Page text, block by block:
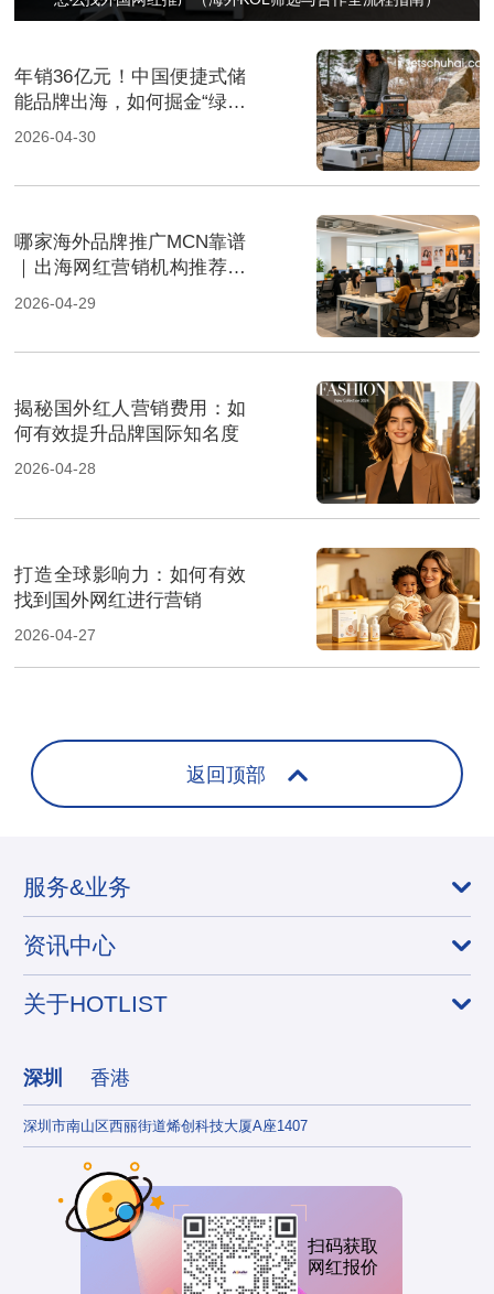
年销36亿元！中国便捷式储
能品牌出海，如何掘金“绿色
经济”新风口
2026-04-30
哪家海外品牌推广MCN靠谱
｜出海网红营销机构推荐指
南
2026-04-29
揭秘国外红人营销费用：如
何有效提升品牌国际知名度
2026-04-28
打造全球影响力：如何有效
找到国外网红进行营销
2026-04-27
返回顶部
服务&业务
资讯中心
关于HOTLIST
深圳 香港
深圳市南山区西丽街道烯创科技大厦A座1407
扫码获取
网红报价